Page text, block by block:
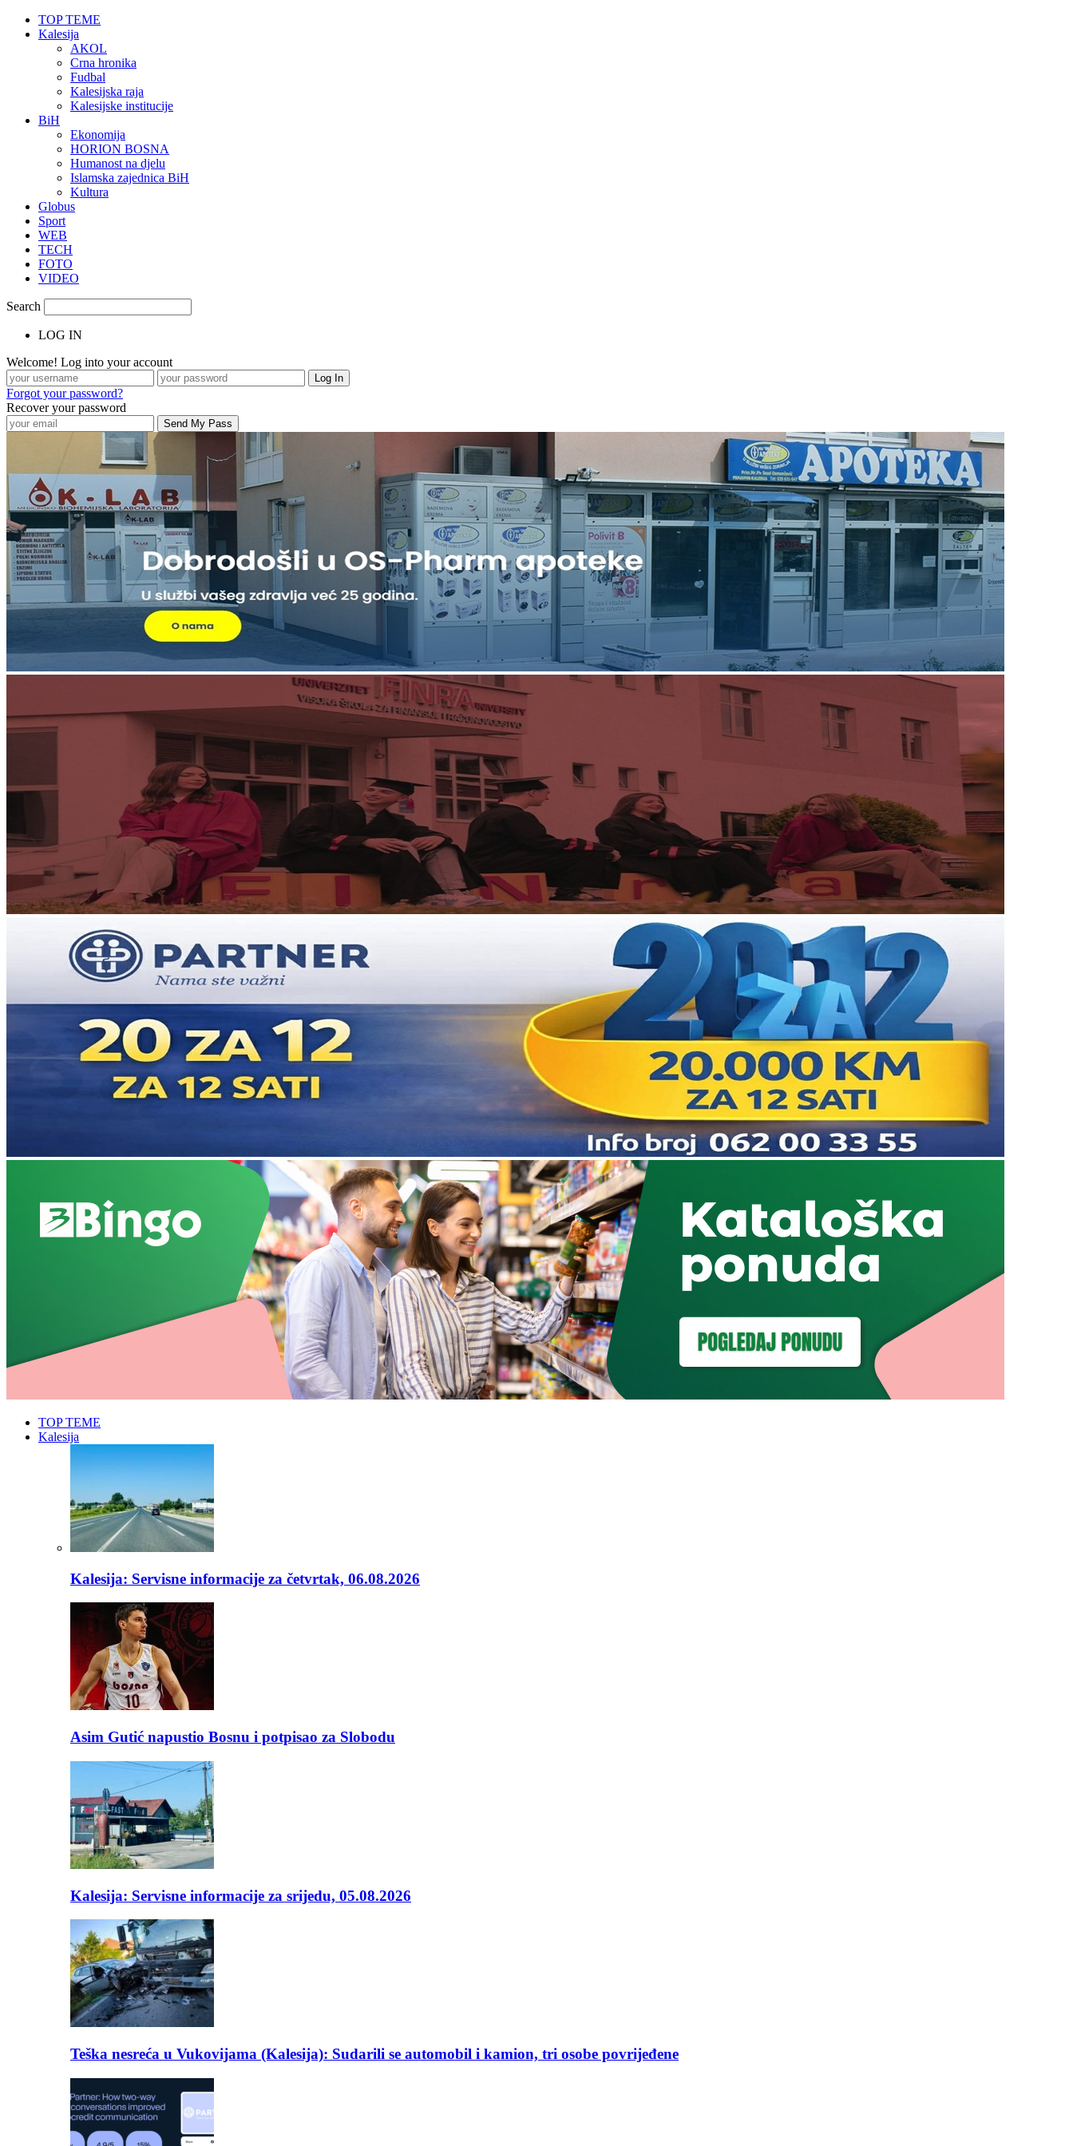
TOP TEME
Kalesija
AKOL
Crna hronika
Fudbal
Kalesijska raja
Kalesijske institucije
BiH
Ekonomija
HORION BOSNA
Humanost na djelu
Islamska zajednica BiH
Kultura
Globus
Sport
WEB
TECH
FOTO
VIDEO
Search
LOG IN
Welcome! Log into your account
Forgot your password?
Recover your password
TOP TEME
Kalesija
Kalesija: Servisne informacije za četvrtak, 06.08.2026
Asim Gutić napustio Bosnu i potpisao za Slobodu
Kalesija: Servisne informacije za srijedu, 05.08.2026
Teška nesreća u Vukovijama (Kalesija): Sudarili se automobil i kamion, tri osobe povrijeđene